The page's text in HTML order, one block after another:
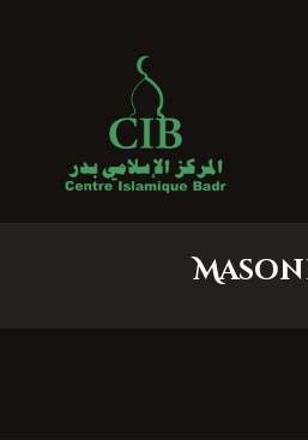
Centre
Accueil
À propos